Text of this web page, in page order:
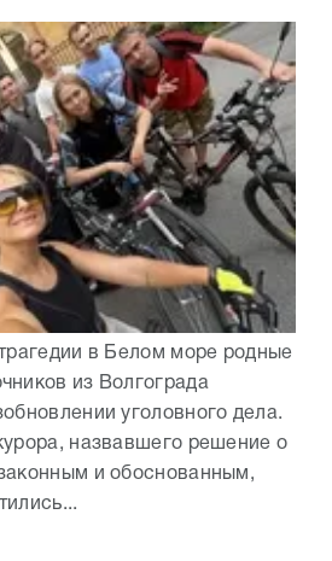
в Белом море родные
из Волгограда
уголовного дела.
назвавшего решение о
и обоснованным,